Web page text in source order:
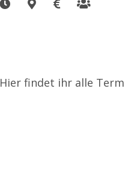
Hier findet ihr alle